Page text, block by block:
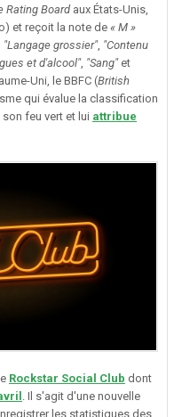
Rating Boardaux États-Unis,
et reçoit la note de « M »
"Langage grossier", "Contenu
et d'alcool", "Sang"et
Uni, le BBFC (British
qui évalue la classification
feu vert et lui attribue
Rockstar Social Club dont
. Il s'agit d'une nouvelle
les statistiques des